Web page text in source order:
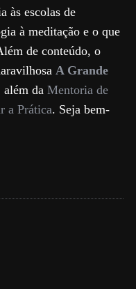
às escolas de
à meditação e o que
de conteúdo, o
A Grande
além da Mentoria de
a Prática. Seja bem-